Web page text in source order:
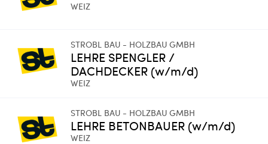
WEIZ
STROBL BAU - HOLZBAU GMBH
LEHRE SPENGLER /
DACHDECKER (w/m/d)
WEIZ
STROBL BAU - HOLZBAU GMBH
LEHRE BETONBAUER (w/m/d)
WEIZ